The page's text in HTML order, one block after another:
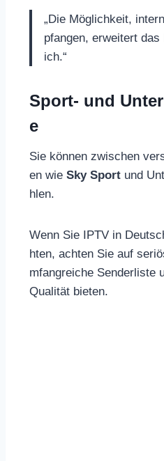
„Die Möglichkeit,
pfangen, erweitert
ich.“
Sport- und
e
Sie können zwischen
en wie Sky Sport und
hlen.
Wenn Sie IPTV in
hten, achten Sie auf
mfangreiche Senderliste
Qualität bieten.